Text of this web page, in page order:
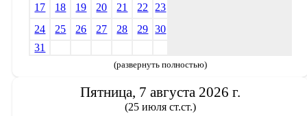
17
18 19 20 21 22
23
24
25 26 27 28 29
30
31
(развернуть полностью)
Пятница, 7 августа 2026 г.
(25 июля ст.ст.)